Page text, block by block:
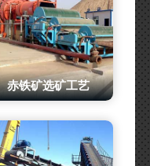
赤铁矿选矿工艺